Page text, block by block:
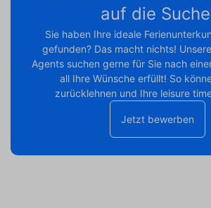
auf die
Sie haben Ihre ideale
gefunden? Das macht nichts!
Agents suchen gerne für Sie nach
all Ihre Wünsche erfüllt! So
zurücklehnen und Ihre leisure
Jetzt bewerben